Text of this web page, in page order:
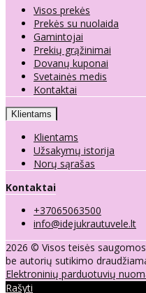
Visos prekės
Prekės su nuolaida
Gamintojai
Prekių grąžinimai
Dovanų kuponai
Svetainės medis
Kontaktai
Klientams
Klientams
Užsakymų istorija
Norų sąrašas
Kontaktai
+37065063500
info@idejukrautuvele.lt
2026 © Visos teisės
be autorių sutikimo
Elektroninių parduotuvių
Rašyti